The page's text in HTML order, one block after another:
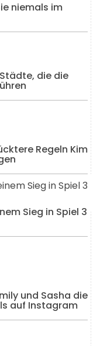
niemals im
die die
Regeln Kim
Sieg in Spiel 3
und Sasha die
auf Instagram